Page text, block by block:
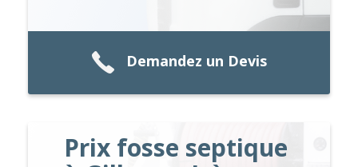
Demandez un Devis
Prix fosse septique